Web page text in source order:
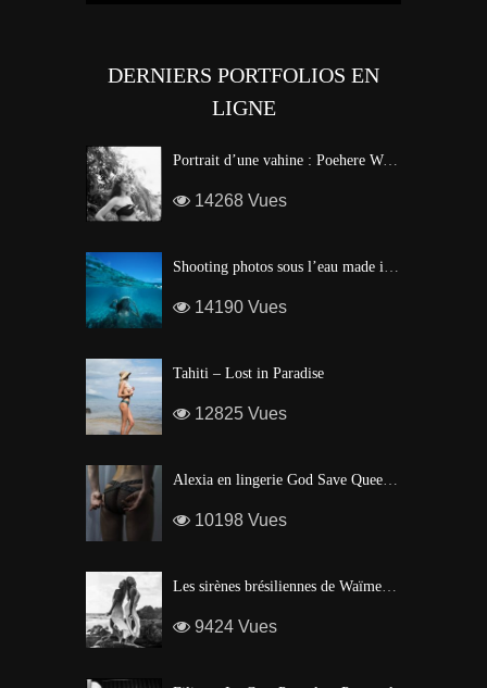
DERNIERS PORTFOLIOS EN
LIGNE
Portrait d’une vahine : Poehere Wilson, Miss Tahiti 2010
14268 Vues
14190 Vues
Tahiti – Lost in Paradise
12825 Vues
10198 Vues
9424 Vues